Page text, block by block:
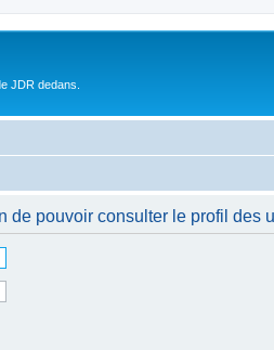
JDR dedans.
de pouvoir consulter le profil des